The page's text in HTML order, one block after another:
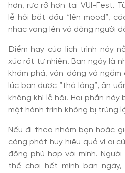
hơn, rực rỡ hơn tại VUI-Fest.
lễ hội bắt đầu “lên mood”,
nhạc vang lên và dòng người
Điểm hay của lịch trình này
xúc rất tự nhiên. Ban ngày là
khám phá, vận động và
lúc bạn được “thả lỏng”, ăn
không khí lễ hội. Hai phần
một hành trình không bị trùng
Nếu đi theo nhóm bạn hoặc
càng phát huy hiệu quả vì ai
động phù hợp với mình.
thể chơi hết mình ban